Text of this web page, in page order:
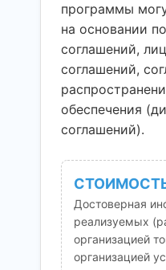
программы
на основании
соглашений,
соглашений,
обеспечения
соглашений).
Достоверная
реализуемых
организацией
организацией